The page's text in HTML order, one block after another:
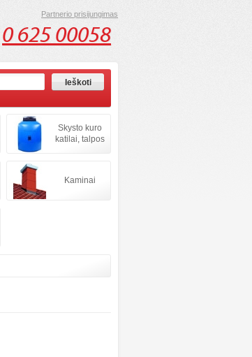
0 625 00058
Partnerio prisijungimas
Skysto kuro
katilai, talpos
Kaminai